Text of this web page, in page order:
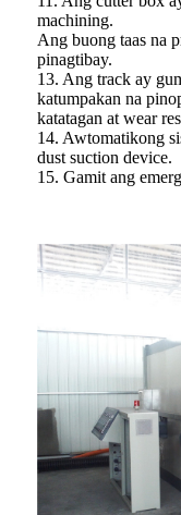
machining.
Ang buong taas na
pinagtibay.
13. Ang track ay
katumpakan na
katatagan at wear
14. Awtomatikong
dust suction device.
15. Gamit ang